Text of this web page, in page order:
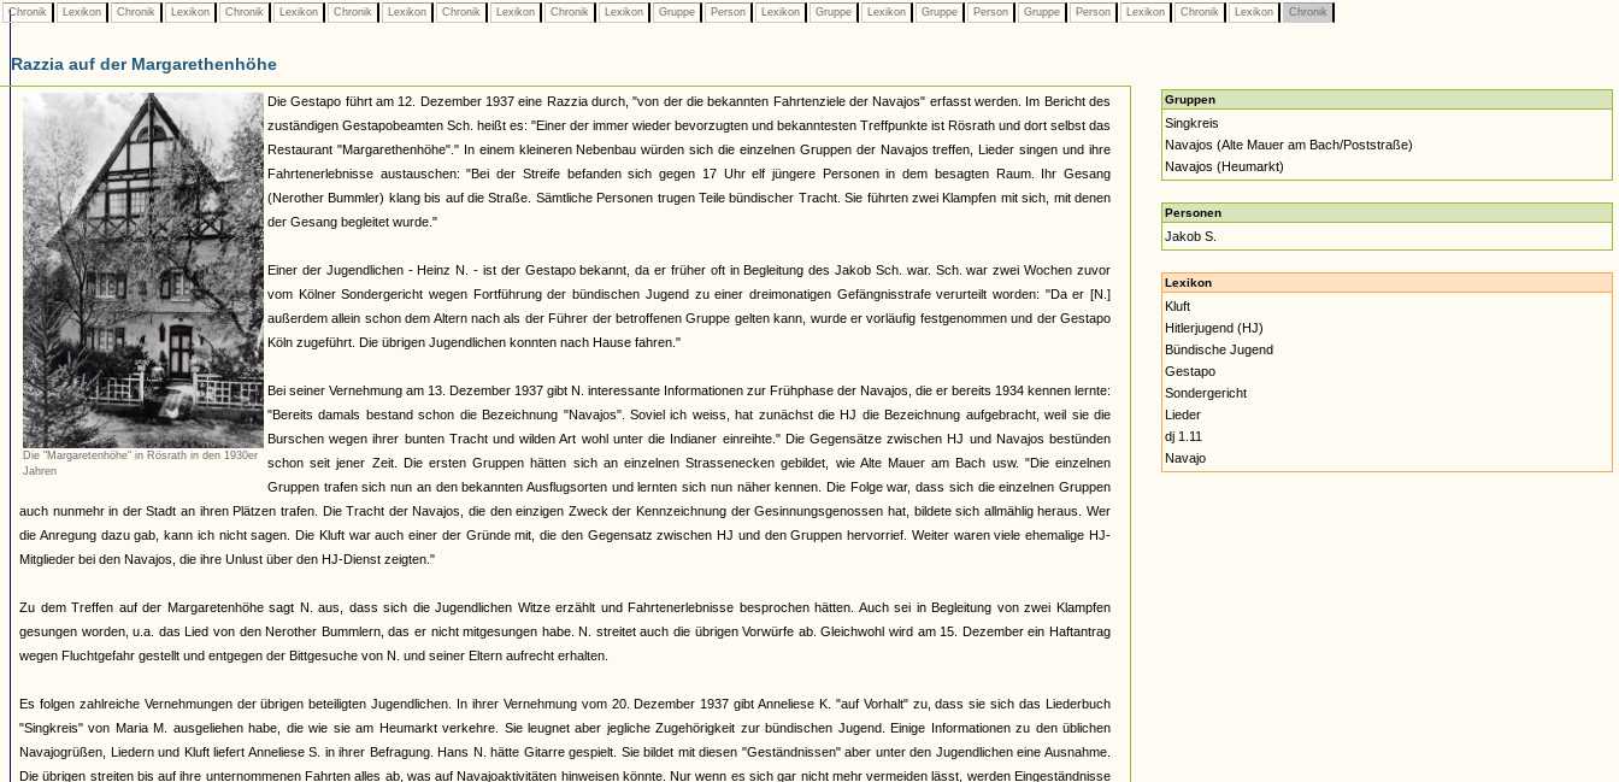
Chronik Lexikon Chronik Lexikon Chronik Lexikon Chronik Lexikon Chronik Lexikon Chronik Lexikon Gruppe Person Lexikon Gruppe Lexikon Gruppe Person Gruppe Person Lexikon Chronik Lexikon Chronik
Razzia auf der Margarethenhöhe
Die "Margaretenhöhe" in Rösrath in den 1930er
Jahren
Die Gestapo führt am 12. Dezember 1937 eine Razzia durch, "von der die bekannten Fahrtenziele der Navajos" erfasst werden. Im Bericht des
zuständigen Gestapobeamten Sch. heißt es: "Einer der immer wieder bevorzugten und bekanntesten Treffpunkte ist Rösrath und dort selbst das
Restaurant "Margarethenhöhe"." In einem kleineren Nebenbau würden sich die einzelnen Gruppen der Navajos treffen, Lieder singen und ihre
Fahrtenerlebnisse austauschen: "Bei der Streife befanden sich gegen 17 Uhr elf jüngere Personen in dem besagten Raum. Ihr Gesang
(Nerother Bummler) klang bis auf die Straße. Sämtliche Personen trugen Teile bündischer Tracht. Sie führten zwei Klampfen mit sich, mit denen
der Gesang begleitet wurde."
Einer der Jugendlichen - Heinz N. - ist der Gestapo bekannt, da er früher oft in Begleitung des Jakob Sch. war. Sch. war zwei Wochen zuvor
vom Kölner Sondergericht wegen Fortführung der bündischen Jugend zu einer dreimonatigen Gefängnisstrafe verurteilt worden: "Da er [N.]
außerdem allein schon dem Altern nach als der Führer der betroffenen Gruppe gelten kann, wurde er vorläufig festgenommen und der Gestapo
Köln zugeführt. Die übrigen Jugendlichen konnten nach Hause fahren."
Bei seiner Vernehmung am 13. Dezember 1937 gibt N. interessante Informationen zur Frühphase der Navajos, die er bereits 1934 kennen lernte:
"Bereits damals bestand schon die Bezeichnung "Navajos". Soviel ich weiss, hat zunächst die HJ die Bezeichnung aufgebracht, weil sie die
Burschen wegen ihrer bunten Tracht und wilden Art wohl unter die Indianer einreihte." Die Gegensätze zwischen HJ und Navajos bestünden
schon seit jener Zeit. Die ersten Gruppen hätten sich an einzelnen Strassenecken gebildet, wie Alte Mauer am Bach usw. "Die einzelnen
Gruppen trafen sich nun an den bekannten Ausflugsorten und lernten sich nun näher kennen. Die Folge war, dass sich die einzelnen Gruppen
auch nunmehr in der Stadt an ihren Plätzen trafen. Die Tracht der Navajos, die den einzigen Zweck der Kennzeichnung der Gesinnungsgenossen hat, bildete sich allmählig heraus. Wer
die Anregung dazu gab, kann ich nicht sagen. Die Kluft war auch einer der Gründe mit, die den Gegensatz zwischen HJ und den Gruppen hervorrief. Weiter waren viele ehemalige HJ-
Mitglieder bei den Navajos, die ihre Unlust über den HJ-Dienst zeigten."
Zu dem Treffen auf der Margaretenhöhe sagt N. aus, dass sich die Jugendlichen Witze erzählt und Fahrtenerlebnisse besprochen hätten. Auch sei in Begleitung von zwei Klampfen
gesungen worden, u.a. das Lied von den Nerother Bummlern, das er nicht mitgesungen habe. N. streitet auch die übrigen Vorwürfe ab. Gleichwohl wird am 15. Dezember ein Haftantrag
wegen Fluchtgefahr gestellt und entgegen der Bittgesuche von N. und seiner Eltern aufrecht erhalten.
Es folgen zahlreiche Vernehmungen der übrigen beteiligten Jugendlichen. In ihrer Vernehmung vom 20. Dezember 1937 gibt Anneliese K. "auf Vorhalt" zu, dass sie sich das Liederbuch
"Singkreis" von Maria M. ausgeliehen habe, die wie sie am Heumarkt verkehre. Sie leugnet aber jegliche Zugehörigkeit zur bündischen Jugend. Einige Informationen zu den üblichen
Navajogrüßen, Liedern und Kluft liefert Anneliese S. in ihrer Befragung. Hans N. hätte Gitarre gespielt. Sie bildet mit diesen "Geständnissen" aber unter den Jugendlichen eine Ausnahme.
Die übrigen streiten bis auf ihre unternommenen Fahrten alles ab, was auf Navajoaktivitäten hinweisen könnte. Nur wenn es sich gar nicht mehr vermeiden lässt, werden Eingeständnisse
Gruppen
Singkreis
Navajos (Alte Mauer am Bach/Poststraße)
Navajos (Heumarkt)
Personen
Jakob S.
Lexikon
Kluft
Hitlerjugend (HJ)
Bündische Jugend
Gestapo
Sondergericht
Lieder
dj 1.11
Navajo